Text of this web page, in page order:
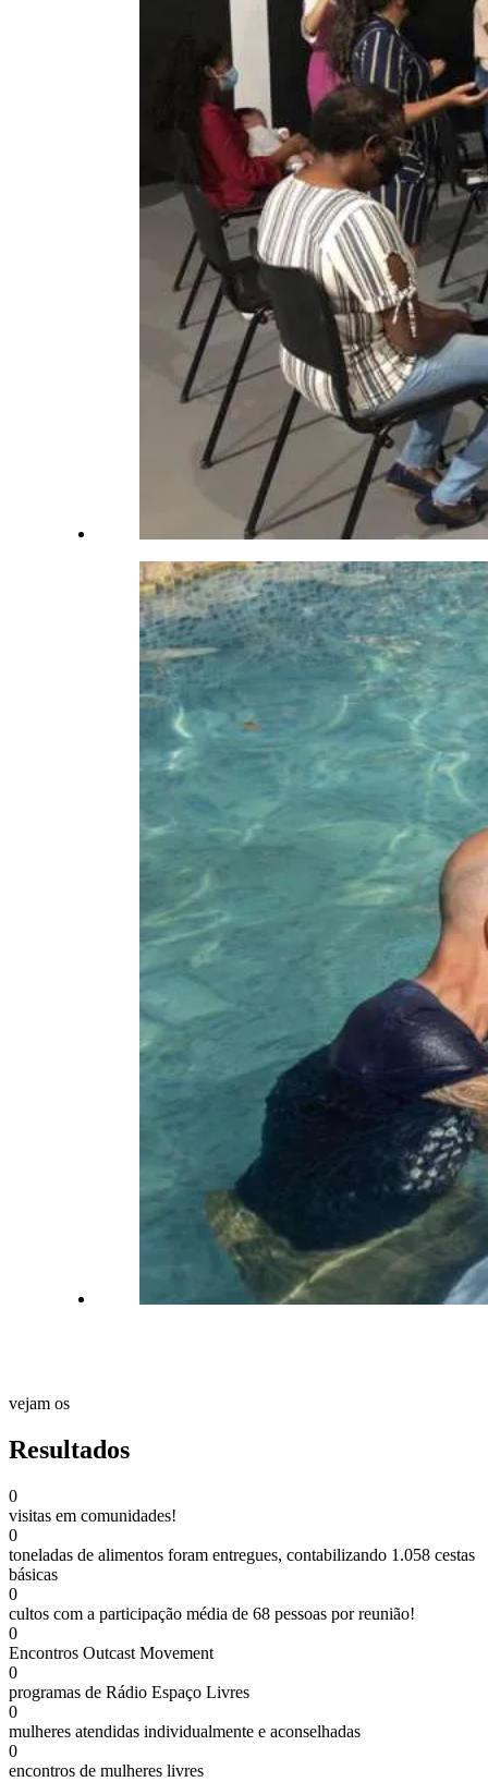
vejam os
Resultados
0
visitas em comunidades!
0
toneladas de alimentos foram entregues, contabilizando 1.058 cestas
básicas
0
cultos com a participação média de 68 pessoas por reunião!
0
Encontros Outcast Movement
0
programas de Rádio Espaço Livres
0
mulheres atendidas individualmente e aconselhadas
0
encontros de mulheres livres